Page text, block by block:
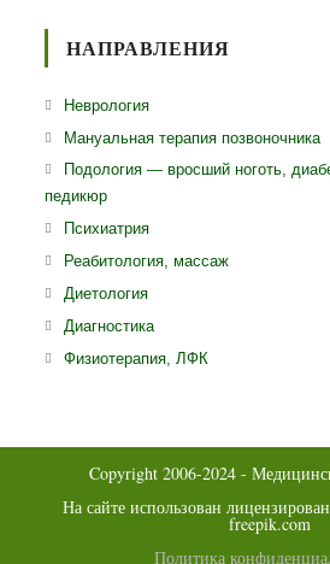
НАПРАВЛЕНИЯ
НеврологияОткроется
в
Мануальная терапия позвоночника
в
Подология — вросший ноготь,
педикюр
ПсихиатрияОткроется
в
Реабитология, массажОткроется
ДиетологияОткроется
в
ДиагностикаОткроется
в
Физиотерапия, ЛФК
Copyright 2006-2024 -
На сайте использован
freepik.com
Политика